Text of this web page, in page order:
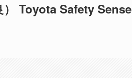
Toyota Safety Sense